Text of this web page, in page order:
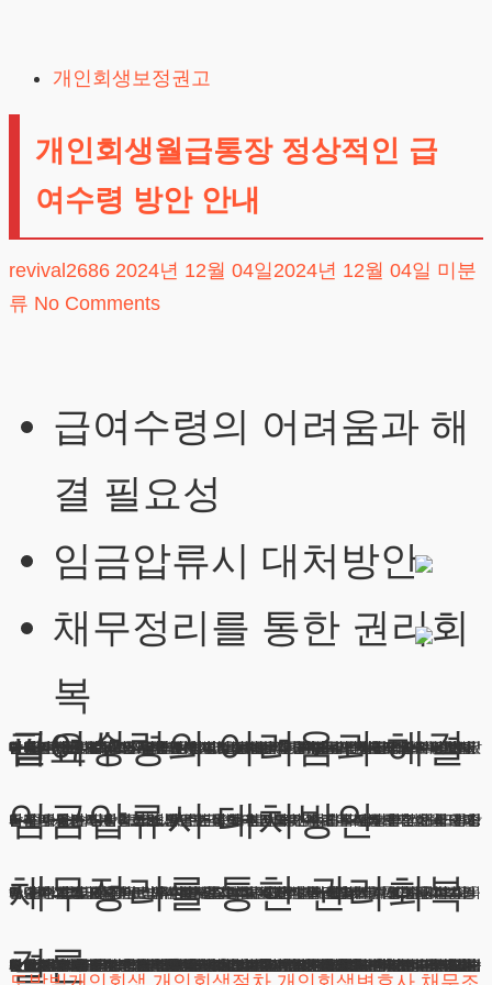
content
개인회생보정권고
개인회생월급통장 정상적인 급
여수령 방안 안내
revival2686 2024년 12월 04일 2024년 12월 04일 미분
류 No Comments
급여수령의 어려움과 해
결 필요성
임금압류시 대처방안
채무정리를 통한 권리회
복
안녕하세요 법무법인 테헤란입니다. 매달 정기적으로 받는 근로소득이 제때 들어오지 않아 걱정이 많으실 것 같습니다. 개인회생월급통장과 관련하여 자주 문의 주시는 내용을 정리하며 해결책을 알려드리고자 합니다. 채무가 있다.는 이유만으로 생계가 막막해지는 상황은 누구에게도 좋지 않습니다. 요즘처럼 어려운 경제 상황에서는 누구라도 채무 문제를 겪을 수 있습니다. 대출이나 신용카드 연체가 시작되면 채권자들의 독촉이 시작되고 결국 급여 압류로 이어지는 경우가 많습니다.
법률에서는 채무자의 기본적인 삶을 보호하기 위해 일정 금액을 제외한 나머지만 압류할 수 있도록 규정하고 있습니다. 현재는 백팔십오만원까지가 압류금지 금액으로 지정되어 있어 그 이상의 급여는 채권자가 가져갈 수 있습니다. 하지만 이런 상황도 적절한 방법을 통해 해결이 가능합니다. 특히 법원의 채무조정제도를 활용하면 생계를 유지하면서도 점진적으로 빚을 갚아나갈 수 있는 길이 열립니다. 오늘은 이러한 해결방안에 대해 자세히 설명드리겠습니다.
급여수령의 어려움과 해결 필요성
임금이 들어오는 계좌가 묶이면 생활이 어려워집니다. 매월 받던 돈이 갑자기 줄어들면 당장의 식비와 주거비도 걱정되기 마련이죠 개인회생월급통장문제는 단순히 돈을 받지 못하는 것을 넘어 정상적인 직장생활 자체를 위협할 수 있습니다.
급여 입금계좌가 막히면 많은 분들이 현금으로 받거나 다른 통장을 사용하시지만 이는 임시방편일 뿐입니다. 채권자들이 새로운 계좌를 찾아내 또다.시 압류를 시도할 수도 있고 현금으로 받다보면 여러모로 불편함이 큽니다. 더구나 이런 상황이 지속되면 심리적 부담도 커지고 직장에서의 신용도 떨어질 수 있습니다. 급여압류는 단순히 재정적인 문제를 넘어 직장인의 자존감과 미래까지 위협하는 심각한 문제라고 할 수 있습니다.
임금압류시 대처방안
개인회생월급통장이 압류되면 먼저 채권자와 대화를 시도해볼 수 있습니다. 하지만 대부분의 경우 채무를 모두 갚기 전에는 압류를 풀어주지 않으려 합니다. 이럴 때는 법적 절차를 통한 해결이 필요합니다. 신속하게 법원에 신청서를 제출하고 인가를 받으면 압류 문제를 해결할 수 있습니다.
단순히 통장압류 뿐만 아니라 직장에 보내진 압류명령도 함께 해제가 가능합니다. 중요한 것은 신속한 대응입니다. 지체할수록 경제적 어려움은 더욱 커질 수밖에 없습니다. 특히 급여가 압류되면 변제계획에도 영향을 미치므로 전문가의 조력이 반드시 필요합니다. 법원에 제출할 서류도 꼼꼼히 준비해야 하고 변제계획도 세심하게 수립해야 합니다.
채무정리를 통한 권리회복
개인회생월급통장 압류 문제를 해결하면 정상적인 급여수령이 가능해집니다. 법원의 채무조정 제도를 활용하면 수입에서 생활비를 제외한 금액만 납부하면 됩니다. 보통 삼년 정도의 기간 동안 성실하게 변제하면 나머지 빚은 없어지게 됩니다.
이 과정에서 법원은 독촉을 금지하고 기존의 압류도 중단시키는 명령을 내립니다. 이를 통해 여러분은 안정적으로 미래를 준비할 수 있습니다. 급여압류로 인한 경제적 어려움에서 벗어나 새로운 시작을 할 수 있는 기회가 열립니다. 개인회생월급통장문제는 법적 절차만 잘 따르면 충분히 해결할 수 있습니다.
결론
아울러 채무조정 과정에서는 생활비 산정이 매우 중요합니다. 주거비 병원비 교육비 등 필수적인 지출을 잘 증빙하면 변제금을 합리적으로 조정할 수 있습니다. 체계적인 채무조정으로 생활의 안정을 되찾을 수 있습니다. 임금채권 보호를 위한 법적 장치들도 충분히 활용하면서 여러분의 권리를 지켜드리겠습니다. 여러분의 상황에 맞는 실현가능한 해결책을 제시해드리겠습니다. 경제적 어려움은 누구에게나 찾아올 수 있지만 그만큼 이를 극복할 수 있는 제도적 장치도 마련되어 있습니다.
저희는 수많은 의뢰인분들의 급여압류 문제를 해결해왔습니다. 비록 지금은 어려운 상황에 처해있지만 적절한 법률적 조치를 통해 충분히 극복할 수 있습니다. 여러분의 권리를 되찾고 정상적인 경제활동을 재개할 수 있도록 성심성의껏 도와드리겠습니다. 부담갖지 마시고 언제든 연락주시기 바랍니다. 하루하루가 소중한 만큼 더이상 망설이지 마시고 지금 바로 상담받아보시기 바랍니다. 법적절차에 대한 걱정은 저희가 책임지고 해결해드리겠습니다. 여러분의 새로운 시작을 위해 저희가 함께하겠습니다.